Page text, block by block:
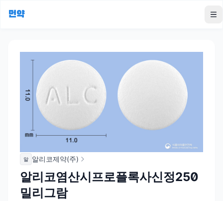
먼약
알 알리코제약(주)
알리코염산시프로플록사신정250
밀리그람